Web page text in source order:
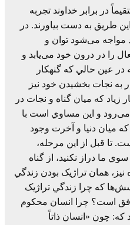
در برابر خداوند تجربه
طريق به دست بياورند. در
مواجه می‌شود توان و
را در درون خود می‌يابد و
عين حالي که گنهکار
به نجات بخشيدن خود نيز
زياد که ميان گناه و نجات در
و اين مساوي است با
ميان دنيا و آخرت وجود
تا قبل از اين مرحله،
ما دراز نکنيد، از گناه
نيز، همان تراژيک بودن زندگي
که چرا زندگي تراژيک
است؟ چرا انسان محکوم
چون «انسان ذاتاً